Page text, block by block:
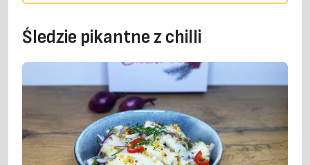
Śledzie pikantne z chilli